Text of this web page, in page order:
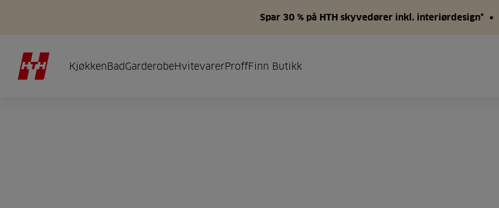
Spar 30 % på HTH skyvedører inkl. interiørdesign*
KjøkkenBadGarderobeHvitevarerProffFinn Butikk